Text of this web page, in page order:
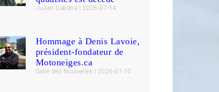
Julien Cabana 2026-07-14
Hommage à Denis Lavoie,
président-fondateur de
Motoneiges.ca
Salle des Nouvelles 2026-07-10